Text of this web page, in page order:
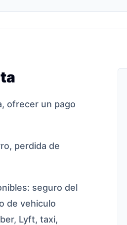
ofrecer un pago
perdida de
seguro del
de vehiculo
Lyft, taxi,